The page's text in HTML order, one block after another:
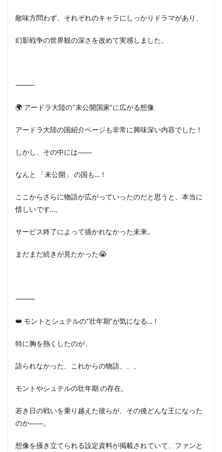
敵味方問わず、それぞれのキャラにしっかりドラマがあり、
幻影戦争の世界観の深さを改めて実感しました。
⸻
🌍 アードラ大陸の“未公開国家”に広がる想像
アードラ大陸の国紹介ページも非常に興味深い内容でした！
しかし、その中には――
なんと 「未公開」 の国も…！
ここからさらに物語が広がっていったのだと思うと、本当に
惜しいです…。
サービス終了によって描かれなかった未来。
まだまだ続きが見たかった😭
⸻
👑 モントとシュテルの“壮年期”が気になる…！
特に胸を熱くしたのが、
語られなかった、これからの物語、、、
モントやシュテルの壮年期 の存在。
若き日の戦いを乗り越えた彼らが、その後どんな王になった
のか――。
想像を掻き立てられる設定資料が掲載されていて、ファンと